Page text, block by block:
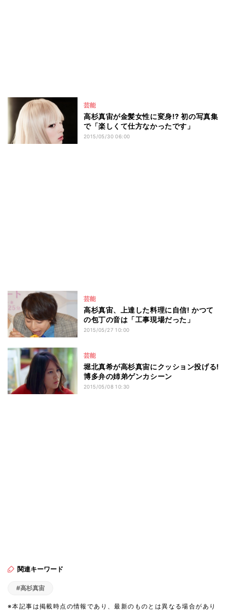
芸能
高杉真宙が金髪女性に変身!? 初の写真集
で「楽しくて仕方なかったです」
2015/05/30 06:00
芸能
高杉真宙、上達した料理に自信! かつて
の包丁の音は「工事現場だった」
2015/05/27 10:00
芸能
堀北真希が高杉真宙にクッション投げる!
博多弁の姉弟ゲンカシーン
2015/05/08 10:30
関連キーワード
#高杉真宙
※本記事は掲載時点の情報であり、最新のものとは異なる場合があり